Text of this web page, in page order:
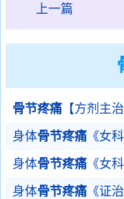
上一篇
骨节疼痛 【方剂主治
身体骨节疼痛 《女
身体骨节疼痛 《女
身体骨节疼痛 《证